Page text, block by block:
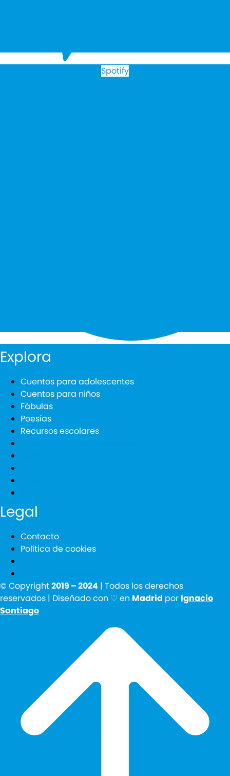
Spotify
Explora
Cuentos para adolescentes
Cuentos para niños
Fábulas
Poesías
Recursos escolares
Legal
Contacto
Política de cookies
© Copyright2019 – 2024 | Todos los derechos
reservados | Diseñado con ♡ en Madrid por Ignacio
Santiago